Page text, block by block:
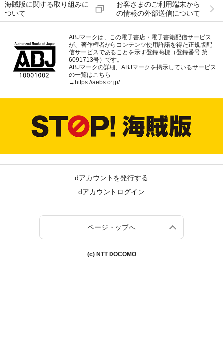
海賊版に関する取り組みに
ついて
お客さまのご利用端末から
の情報の外部送信について
ABJマークは、この電子書店・電子書籍配信サービス
が、著作権者からコンテンツ使用許諾を得た正規版配
信サービスであることを示す登録商標（登録番号 第
6091713号）です。
ABJマークの詳細、ABJマークを掲示しているサービス
の一覧はこちら
→ https://aebs.or.jp/
dアカウントを発行する
dアカウントログイン
ページトップへ
(c) NTT DOCOMO